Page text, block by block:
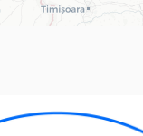
AA5849163